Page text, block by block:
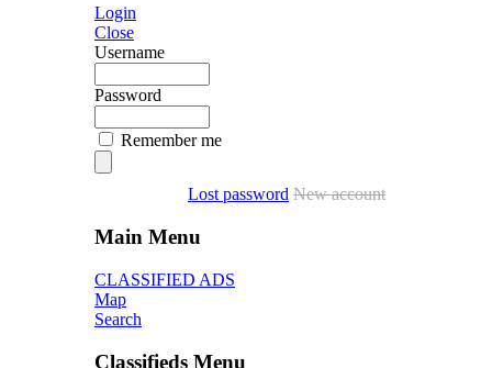
Login
Close
Username
Password
Remember me
Lost password New account
Main Menu
CLASSIFIED ADS
Map
Search
Classifieds Menu